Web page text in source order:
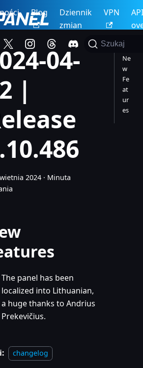
Blog
Dziennik
zmian
VPN
API
Szukaj
04-
|
2024 · Minuta
The panel has been
localized into Lithuanian,
a huge thanks to Andrius
Prekevičius.
changelog
Ne
w
Fe
at
ur
es